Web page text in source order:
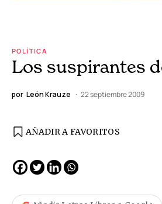
POLÍTICA
Los suspirantes
por León Krauze 22 septiembre 2009
AÑADIR A FAVORITOS